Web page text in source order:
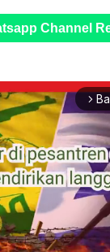
Channel
arrow_forward_ios